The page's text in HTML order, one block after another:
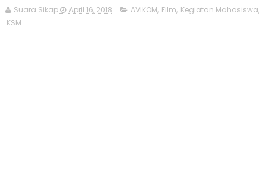
Suara Sikap April 16, 2018 AVIKOM, Film, Kegiatan Mahasiswa,
KSM